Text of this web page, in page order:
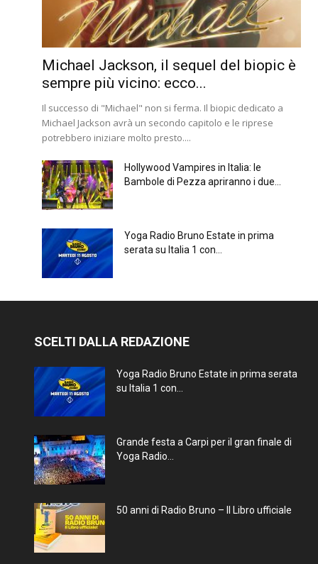
Michael Jackson, il sequel del biopic è
sempre più vicino: ecco...
Il successo di "Michael" non si ferma. Il biopic dedicato a
Michael Jackson avrà un secondo capitolo e le riprese
potrebbero iniziare molto presto....
Hollywood Vampires in Italia: le
Bambole di Pezza apriranno i due...
Yoga Radio Bruno Estate in prima
serata su Italia 1 con...
SCELTI DALLA REDAZIONE
Yoga Radio Bruno Estate in prima serata
su Italia 1 con...
Grande festa a Carpi per il gran finale di
Yoga Radio...
50 anni di Radio Bruno – Il Libro ufficiale